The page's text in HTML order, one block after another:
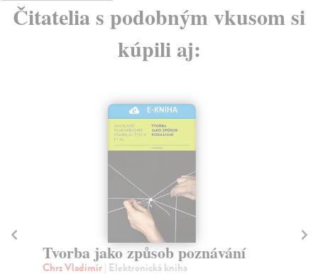
Čitatelia s podobným vkusom si
kúpili aj:
E-KNIHA
Tvorba jako způsob poznávání
Chrz Vladimír| Elektronická kniha
I